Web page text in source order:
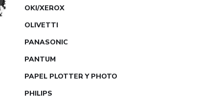
OKI/XEROX
OLIVETTI
PANASONIC
PANTUM
PAPEL PLOTTER Y PHOTO
PHILIPS